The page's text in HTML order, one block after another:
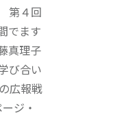
第４回
でます
真理子
び合い
広報戦
ジ・